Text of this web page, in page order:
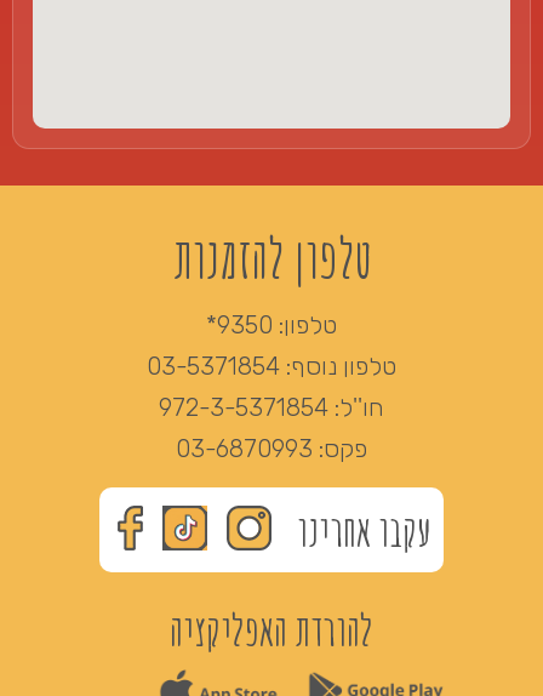
טלפון להזמנות
טלפון: 9350*
טלפון נוסף: 03-5371854
חו''ל: 972-3-5371854
פקס: 03-6870993
עקבו אחרינו
להורדת האפליקציה